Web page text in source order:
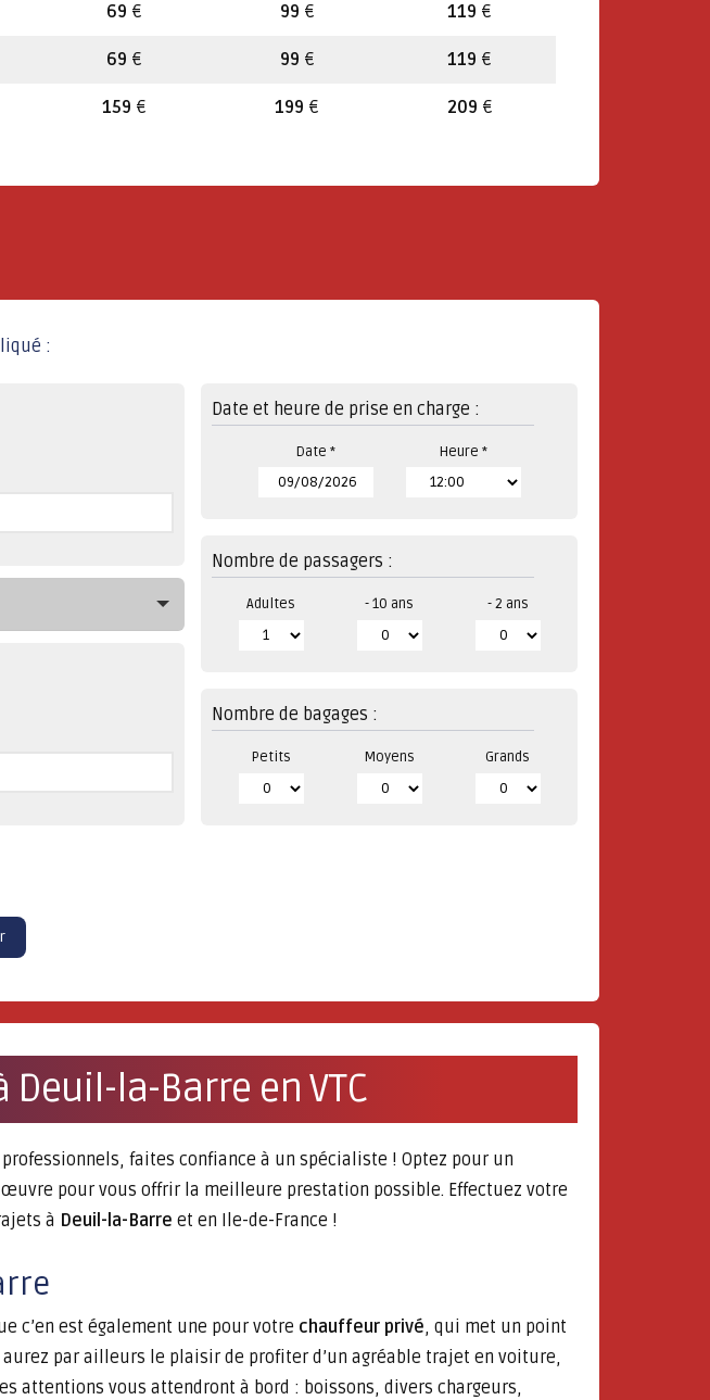
69 € 99 € 119 €
69 € 99 € 119 €
159 € 199 € 209 €
:
Date et heure de prise en charge :
Date * Heure *
Nombre de passagers :
Adultes - 10 ans - 2 ans
Nombre de bagages :
Petits Moyens Grands
la-Barre en VTC
faites confiance à un spécialiste ! Optez pour un
pour vous offrir la meilleure prestation possible. Effectuez votre
à Deuil-la-Barre et en Ile-de-France !
c’en est également une pour votre chauffeur privé, qui met un point
par ailleurs le plaisir de profiter d’un agréable trajet en voiture,
attentions vous attendront à bord : boissons, divers chargeurs,